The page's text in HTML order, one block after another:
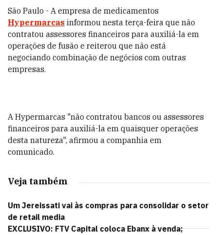
São Paulo - A empresa de medicamentos
Hypermarcas informou nesta terça-feira que não
contratou assessores financeiros para auxiliá-la em
operações de fusão e reiterou que não está
negociando combinação de negócios com outras
empresas.
A Hypermarcas "não contratou bancos ou assessores
financeiros para auxiliá-la em quaisquer operações
desta natureza", afirmou a companhia em
comunicado.
Veja também
Um Jereissati vai às compras para consolidar o setor
de retail media
EXCLUSIVO: FTV Capital coloca Ebanx à venda;